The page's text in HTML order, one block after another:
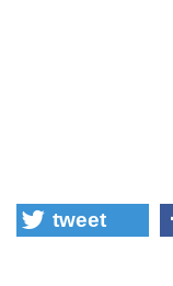
tweet